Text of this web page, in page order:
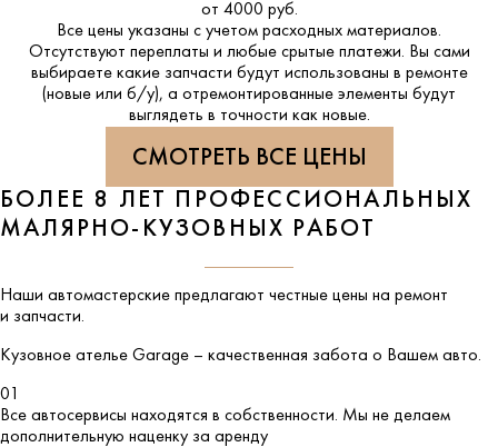
от 4000 руб.
Все цены указаны с учетом расходных материалов.
Отсутствуют переплаты и любые срытые платежи. Вы сами
выбираете какие запчасти будут использованы в ремонте
(новые или б/у), а отремонтированные элементы будут
выглядеть в точности как новые.
СМОТРЕТЬ ВСЕ ЦЕНЫ
БОЛЕЕ 8 ЛЕТ ПРОФЕССИОНАЛЬНЫХ
МАЛЯРНО-КУЗОВНЫХ РАБОТ
Наши автомастерские предлагают честные цены на ремонт
и запчасти.
Кузовное ателье Garage – качественная забота о Вашем авто.
01
Все автосервисы находятся в собственности. Мы не делаем
дополнительную наценку за аренду